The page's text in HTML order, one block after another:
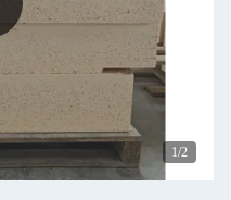
2/2